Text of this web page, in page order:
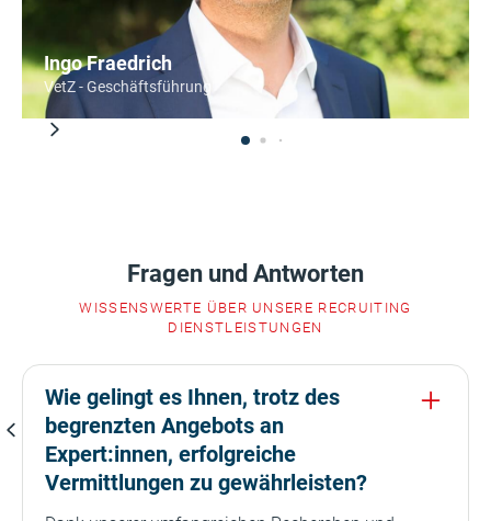
Ingo Fraedrich
VetZ - Geschäftsführung
Fragen und Antworten
WISSENSWERTE ÜBER UNSERE RECRUITING
DIENSTLEISTUNGEN
Wie gelingt es Ihnen, trotz des
begrenzten Angebots an
Expert:innen, erfolgreiche
Vermittlungen zu gewährleisten?